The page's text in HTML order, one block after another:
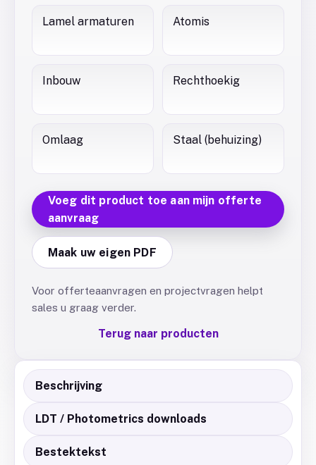
Lamel armaturen Atomis
Inbouw Rechthoekig
Omlaag Staal (behuizing)
Voeg dit product toe aan mijn offerte
aanvraag
Maak uw eigen PDF
Voor offerteaanvragen en projectvragen helpt
sales u graag verder.
Terug naar producten
Beschrijving
LDT / Photometrics downloads
Bestektekst